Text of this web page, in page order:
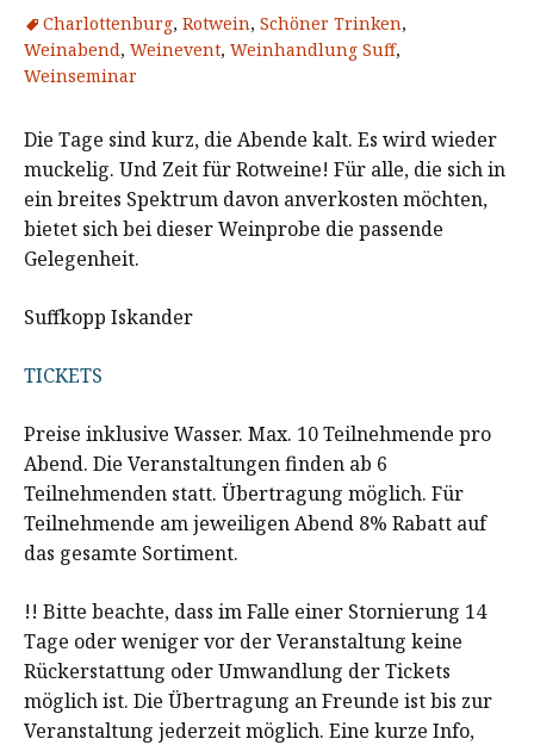
Charlottenburg, Rotwein, Schöner Trinken,
Weinabend, Weinevent, Weinhandlung Suff,
Weinseminar
Die Tage sind kurz, die Abende kalt. Es wird wieder
muckelig. Und Zeit für Rotweine! Für alle, die sich in
ein breites Spektrum davon anverkosten möchten,
bietet sich bei dieser Weinprobe die passende
Gelegenheit.
Suffkopp Iskander
TICKETS
Preise inklusive Wasser. Max. 10 Teilnehmende pro
Abend. Die Veranstaltungen finden ab 6
Teilnehmenden statt. Übertragung möglich. Für
Teilnehmende am jeweiligen Abend 8% Rabatt auf
das gesamte Sortiment.
!! Bitte beachte, dass im Falle einer Stornierung 14
Tage oder weniger vor der Veranstaltung keine
Rückerstattung oder Umwandlung der Tickets
möglich ist. Die Übertragung an Freunde ist bis zur
Veranstaltung jederzeit möglich. Eine kurze Info,